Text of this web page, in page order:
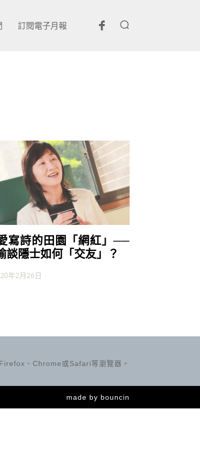
訂閱電子月報
寫詩的田園「網紅」──
談隱士如何「交友」？
年2月26日
、Chrome或Safari等瀏覽器。
made by bouncin